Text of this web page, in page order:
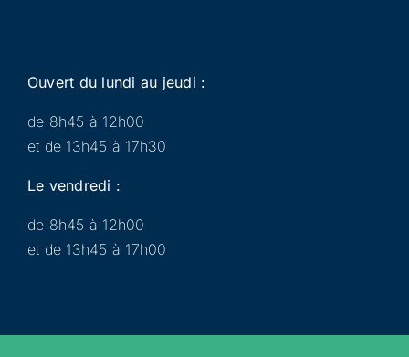
Ouvert du lundi au jeudi :
de 8h45 à 12h00
et de 13h45 à 17h30
Le vendredi :
de 8h45 à 12h00
et de 13h45 à 17h00